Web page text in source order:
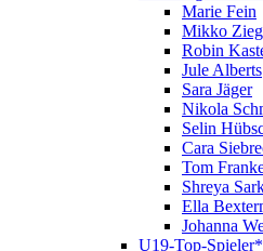
Marie Fein
Mikko
Robin
Jule Alberts
Sara Jäger
Nikola
Selin
Cara
Tom
Shreya
Ella
Johanna
U19-Top-